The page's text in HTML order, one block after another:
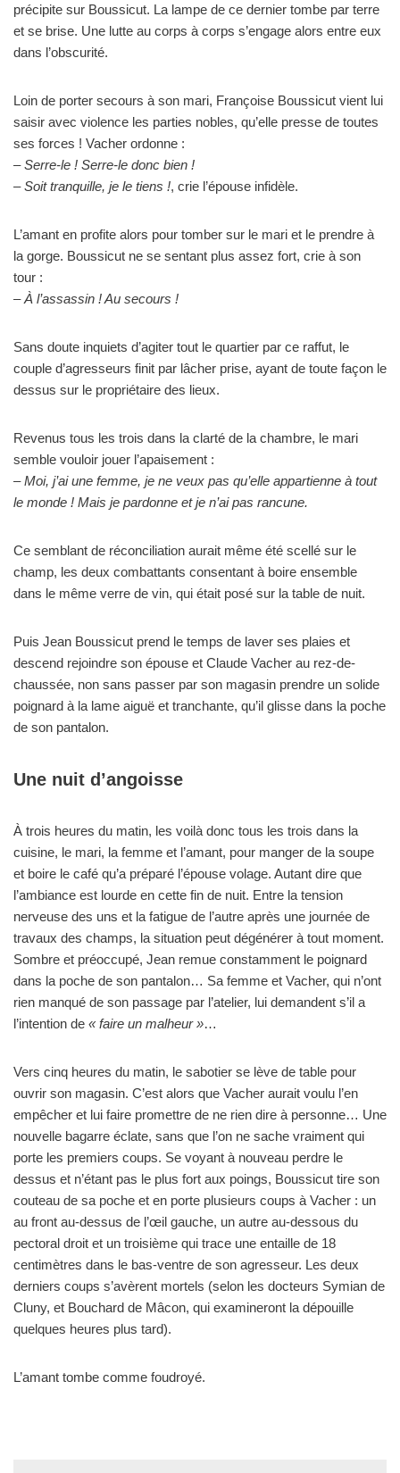
précipite sur Boussicut. La lampe de ce dernier tombe par terre
et se brise. Une lutte au corps à corps s’engage alors entre eux
dans l’obscurité.
Loin de porter secours à son mari, Françoise Boussicut vient lui
saisir avec violence les parties nobles, qu’elle presse de toutes
ses forces ! Vacher ordonne :
– Serre-le ! Serre-le donc bien !
– Soit tranquille, je le tiens !, crie l’épouse infidèle.
L’amant en profite alors pour tomber sur le mari et le prendre à
la gorge. Boussicut ne se sentant plus assez fort, crie à son
tour :
– À l’assassin ! Au secours !
Sans doute inquiets d’agiter tout le quartier par ce raffut, le
couple d’agresseurs finit par lâcher prise, ayant de toute façon le
dessus sur le propriétaire des lieux.
Revenus tous les trois dans la clarté de la chambre, le mari
semble vouloir jouer l’apaisement :
– Moi, j’ai une femme, je ne veux pas qu’elle appartienne à tout
le monde ! Mais je pardonne et je n’ai pas rancune.
Ce semblant de réconciliation aurait même été scellé sur le
champ, les deux combattants consentant à boire ensemble
dans le même verre de vin, qui était posé sur la table de nuit.
Puis Jean Boussicut prend le temps de laver ses plaies et
descend rejoindre son épouse et Claude Vacher au rez-de-
chaussée, non sans passer par son magasin prendre un solide
poignard à la lame aiguë et tranchante, qu’il glisse dans la poche
de son pantalon.
Une nuit d’angoisse
À trois heures du matin, les voilà donc tous les trois dans la
cuisine, le mari, la femme et l’amant, pour manger de la soupe
et boire le café qu’a préparé l’épouse volage. Autant dire que
l’ambiance est lourde en cette fin de nuit. Entre la tension
nerveuse des uns et la fatigue de l’autre après une journée de
travaux des champs, la situation peut dégénérer à tout moment.
Sombre et préoccupé, Jean remue constamment le poignard
dans la poche de son pantalon… Sa femme et Vacher, qui n’ont
rien manqué de son passage par l’atelier, lui demandent s’il a
l’intention de « faire un malheur »…
Vers cinq heures du matin, le sabotier se lève de table pour
ouvrir son magasin. C’est alors que Vacher aurait voulu l’en
empêcher et lui faire promettre de ne rien dire à personne… Une
nouvelle bagarre éclate, sans que l’on ne sache vraiment qui
porte les premiers coups. Se voyant à nouveau perdre le
dessus et n’étant pas le plus fort aux poings, Boussicut tire son
couteau de sa poche et en porte plusieurs coups à Vacher : un
au front au-dessus de l’œil gauche, un autre au-dessous du
pectoral droit et un troisième qui trace une entaille de 18
centimètres dans le bas-ventre de son agresseur. Les deux
derniers coups s’avèrent mortels (selon les docteurs Symian de
Cluny, et Bouchard de Mâcon, qui examineront la dépouille
quelques heures plus tard).
L’amant tombe comme foudroyé.